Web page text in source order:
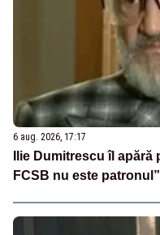
6 aug. 2026, 17:17
Ilie Dumitrescu îl
FCSB nu este patronul”